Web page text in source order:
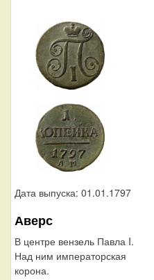
Дата выпуска: 01.01.1797
Аверс
В центре вензель Павла I.
Над ним императорская
корона.